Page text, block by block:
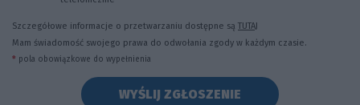
Szczegółowe informacje o przetwarzaniu dostępne są TUTAJ
Mam świadomość swojego prawa do odwołania zgody w każdym czasie.
* pola obowiązkowe do wypełnienia